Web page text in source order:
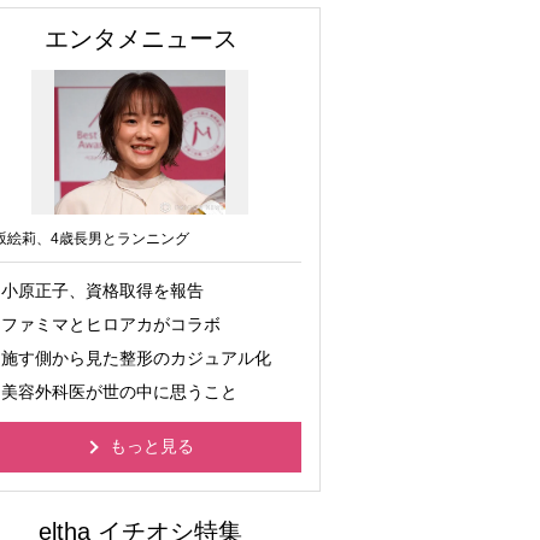
エンタメニュース
絵莉、4歳長男とランニング
小原正子、資格取得を報告
ファミマとヒロアカがコラボ
施す側から見た整形のカジュアル化
美容外科医が世の中に思うこと
もっと見る